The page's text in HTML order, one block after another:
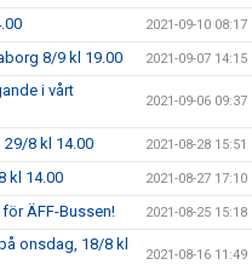
2021-09-10 08:17
8/9 kl 19.00 2021-09-07 14:15
i vårt
2021-09-06 09:37
8 kl 14.00 2021-08-28 15:51
kl 14.00 2021-08-27 17:10
ÄFF-Bussen! 2021-08-25 15:18
onsdag, 18/8 kl
2021-08-16 11:49